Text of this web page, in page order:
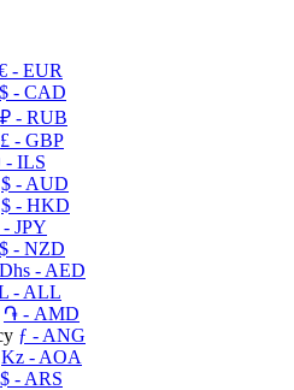
- EUR
$ - CAD
₽ - RUB
£ - GBP
- ILS
$ - AUD
$ - HKD
- JPY
$ - NZD
Dhs - AED
- ALL
֏ - AMD
ƒ - ANG
Kz - AOA
$ - ARS